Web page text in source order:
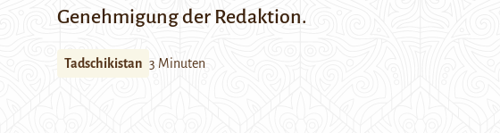
Genehmigung der Redaktion.
Tadschikistan 3 Minuten